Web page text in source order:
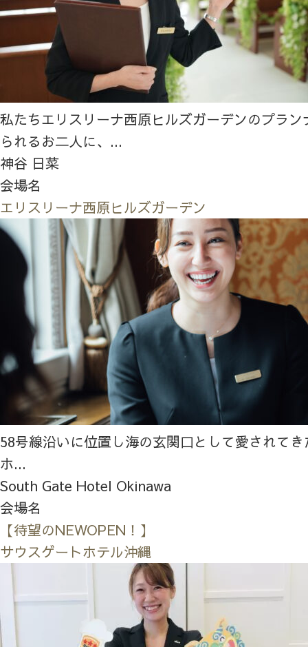
私たちエリスリーナ西原ヒルズガーデンのプラ
られるお二人に、...
神谷 日菜
会場名
エリスリーナ西原ヒルズガーデン
58号線沿いに位置し海の玄関口として愛されて
ホ...
South Gate Hotel Okinawa
会場名
【待望のNEWOPEN！】
サウスゲートホテル沖縄